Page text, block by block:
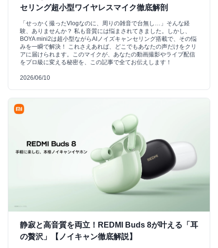
セリング超小型ワイヤレスマイク徹底解剖
「せっかく撮ったVlogなのに、周りの雑音で台無し…」そんな経
験、ありませんか？ 私も音質には悩まされてきました。しかし、
BOYA mini2は超小型ながらAIノイズキャンセリング搭載で、その悩
みを一瞬で解決！ これさえあれば、どこでもあなたの声だけをクリ
アに届けられます。このマイクが、あなたの動画撮影やライブ配信
をプロ級に変える秘密を、この記事で全てお伝えします！
2026/06/10
静寂と高音質を両立！REDMI Buds 8が叶える「耳
の贅沢」【ノイキャン徹底解説】